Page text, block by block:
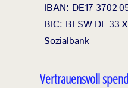
IBAN: DE17 3702
BIC: BFSW DE33
Sozialbank
Vertrauensvoll